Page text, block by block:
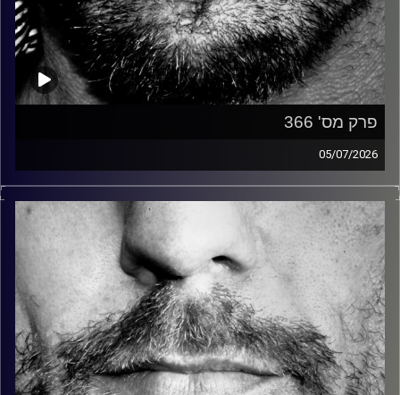
פרק מס' 366
05/07/2026
זיפים, מוזיקה מחוספסת של הופעות חיות. הרבה ג'אם, רוק,
בלוז, bluegrass, ג'אז, Fאנק, פרוגרסיב ואפילו אלקטרוניקה.
כל מה שחי, אמיתי ונושם.
עם שמוליק רגב.
קרדיט תמונות: David Goehring